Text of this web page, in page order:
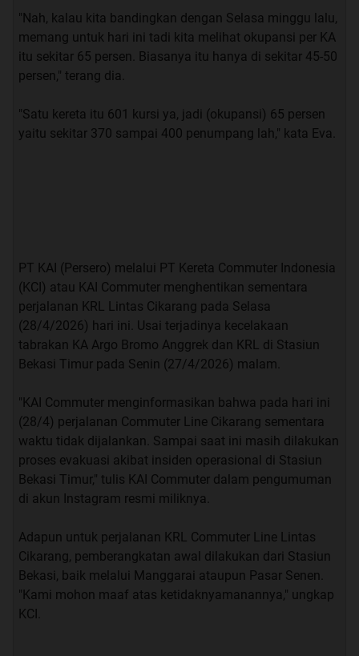
"Nah, kalau kita bandingkan dengan Selasa minggu lalu,
memang untuk hari ini tadi kita melihat okupansi per KA
itu sekitar 65 persen. Biasanya itu hanya di sekitar 45-50
persen," terang dia.
"Satu kereta itu 601 kursi ya, jadi (okupansi) 65 persen
yaitu sekitar 370 sampai 400 penumpang lah," kata Eva.
PT KAI (Persero) melalui PT Kereta Commuter Indonesia
(KCI) atau KAI Commuter menghentikan sementara
perjalanan KRL Lintas Cikarang pada Selasa
(28/4/2026) hari ini. Usai terjadinya kecelakaan
tabrakan KA Argo Bromo Anggrek dan KRL di Stasiun
Bekasi Timur pada Senin (27/4/2026) malam.
"KAI Commuter menginformasikan bahwa pada hari ini
(28/4) perjalanan Commuter Line Cikarang sementara
waktu tidak dijalankan. Sampai saat ini masih dilakukan
proses evakuasi akibat insiden operasional di Stasiun
Bekasi Timur," tulis KAI Commuter dalam pengumuman
di akun Instagram resmi miliknya.
Adapun untuk perjalanan KRL Commuter Line Lintas
Cikarang, pemberangkatan awal dilakukan dari Stasiun
Bekasi, baik melalui Manggarai ataupun Pasar Senen.
"Kami mohon maaf atas ketidaknyamanannya," ungkap
KCI.